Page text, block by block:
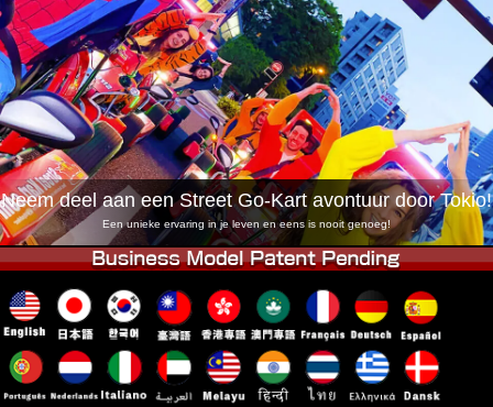
Bedrijf Boekingen
Winkel wijzigen
Tokyo Shinagawa Tokyo Akihabara#1
Tokyo Akihabara#2 Tokyo Shibuya
Tokyo Shibuya Annex Tokyo Bay
Tokyo Asakusa Osaka
Okinawa
Neem deel aan een Street Go-Kart avontuur door Tokio!
Een unieke ervaring in je leven en eens is nooit genoeg!